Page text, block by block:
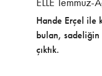
Hande Erçel ile
bulan,
çıktık.